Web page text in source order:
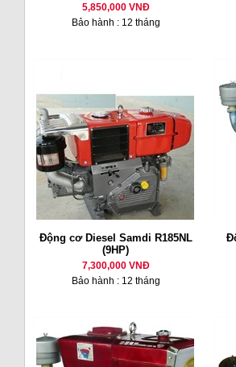
5,850,000 VNĐ
Bảo hành : 12 tháng
Động cơ Diesel Samdi R185NL
(9HP)
7,300,000 VNĐ
Bảo hành : 12 tháng